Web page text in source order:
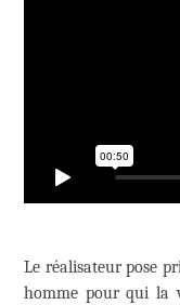
Le réalisateur pose
homme pour qui la